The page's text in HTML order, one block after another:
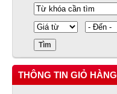
THÔNG TIN GIỎ HÀNG